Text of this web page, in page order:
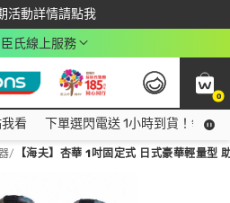
活動詳情請點我
app最高回饋$350
氏線上服務
0
看 下單選閃電送 1小時到貨！領神
/ 【海夫】杏華 1吋固定式 日式豪華輕量型